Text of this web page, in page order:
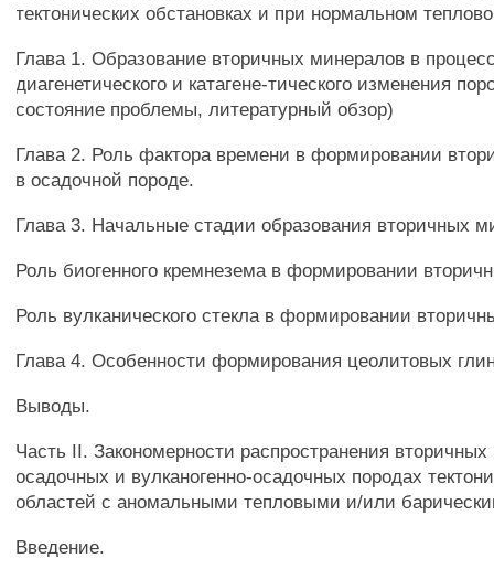
тектонических обстановках и при нормальном
Глава 1. Образование вторичных минералов в
диагенетического и катагене-тического изменения
состояние проблемы, литературный обзор)
Глава 2. Роль фактора времени в формировании
в осадочной породе.
Глава 3. Начальные стадии образования вторичных
Роль биогенного кремнезема в формировании
Роль вулканического стекла в формировании
Глава 4. Особенности формирования цеолитовых
Выводы.
Часть II. Закономерности распространения
осадочных и вулканогенно-осадочных породах
областей с аномальными тепловыми и/или
Введение.